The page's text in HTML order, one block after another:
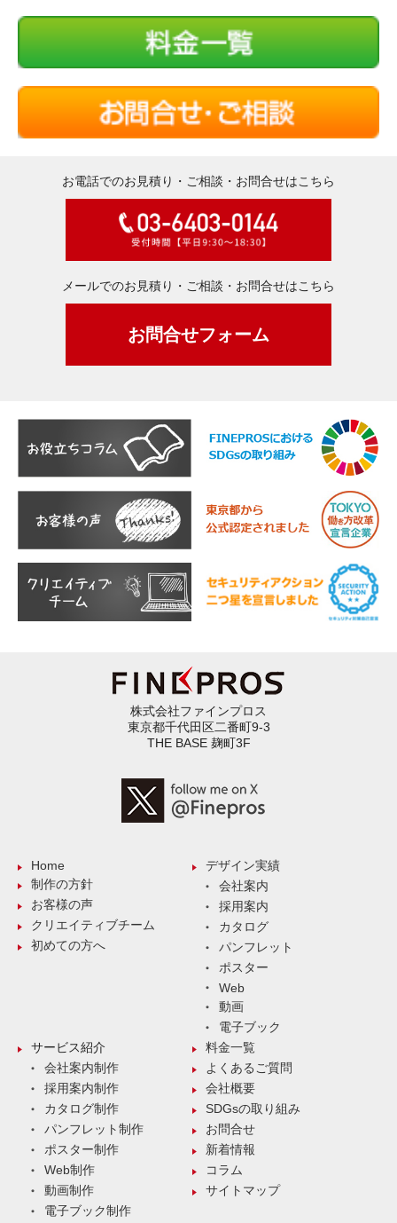
お電話でのお見積り・ご相談・お問合せはこちら
メールでのお見積り・ご相談・お問合せはこちら
お問合せフォーム
株式会社ファインプロス
東京都千代田区二番町9-3
THE BASE 麹町3F
Home
制作の方針
お客様の声
クリエイティブチーム
初めての方へ
デザイン実績
会社案内
採用案内
カタログ
パンフレット
ポスター
Web
動画
電子ブック
サービス紹介
会社案内制作
採用案内制作
カタログ制作
パンフレット制作
ポスター制作
Web制作
動画制作
電子ブック制作
料金一覧
よくあるご質問
会社概要
SDGsの取り組み
お問合せ
新着情報
コラム
サイトマップ